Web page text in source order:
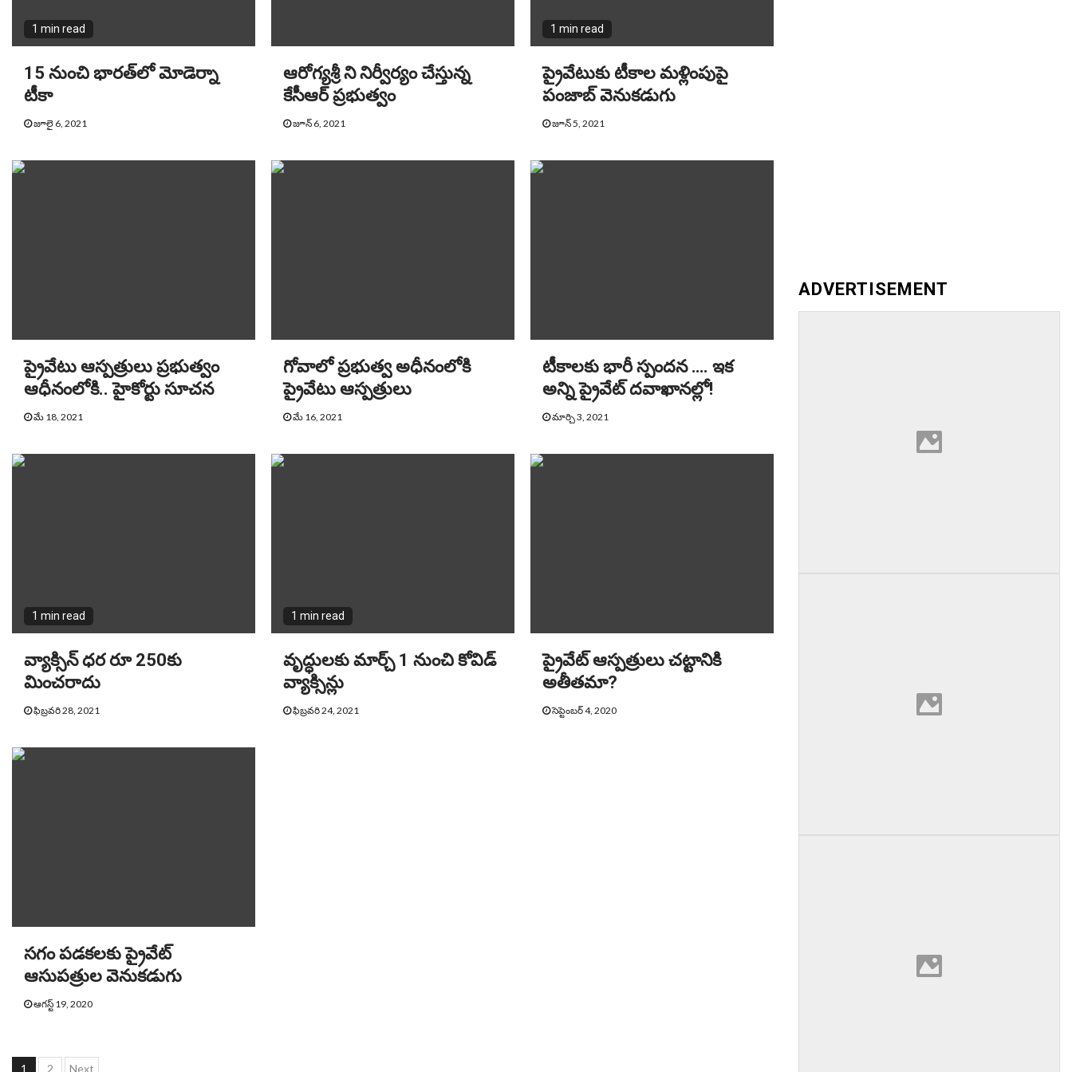
1 min read
15 నుంచి భారత్‌లో మోడెర్నా
టీకా
జూలై 6, 2021
ఆరోగ్యశ్రీ ని నిర్వీర్యం చేస్తున్న
కేసీఆర్ ప్రభుత్వం
జూన్ 6, 2021
1 min read
ప్రైవేటుకు టీకాల మళ్లింపుపై
పంజాబ్ వెనుకడుగు
జూన్ 5, 2021
ప్రైవేటు ఆస్పత్రులు ప్రభుత్వం
ఆధీనంలోకి.. హైకోర్టు సూచన
మే 18, 2021
గోవాలో ప్రభుత్వ అధీనంలోకి
ప్రైవేటు ఆస్పత్రులు
మే 16, 2021
టీకాలకు భారీ స్పందన …. ఇక
అన్ని ప్రైవేట్‌ దవాఖానల్లో!
మార్చి 3, 2021
1 min read
వ్యాక్సిన్ ధర రూ 250కు
మించరాదు
ఫిబ్రవరి 28, 2021
1 min read
వృద్ధులకు మార్చ్ 1 నుంచి కోవిడ్
వ్యాక్సిన్లు
ఫిబ్రవరి 24, 2021
ప్రైవేట్ ఆస్పత్రులు చట్టానికి
అతీతమా?
సెప్టెంబర్ 4, 2020
సగం పడకలకు ప్రైవేట్
ఆసుపత్రుల వెనుకడుగు
ఆగస్ట్ 19, 2020
1 2 Next
ADVERTISEMENT